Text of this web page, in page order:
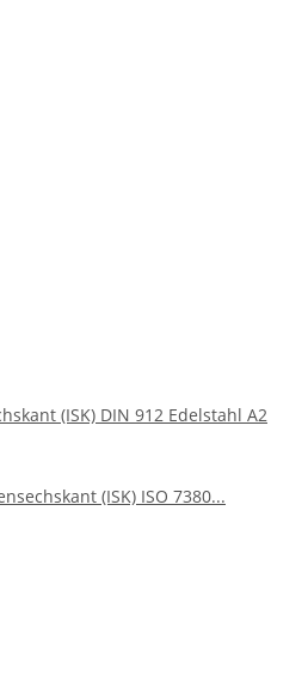
(ISK) DIN 912 Edelstahl A2